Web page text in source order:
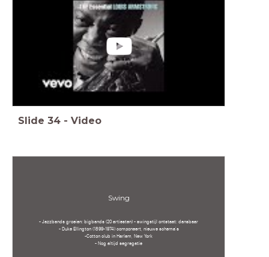
Slide 34 - Video
Swing
- Jazzbands groeien: bigbands (20 artiesten) - swingstijl ontstaat: dansbaar
- Duke Ellington (1899-1974) componeert, nieuwe schema's
-Cotton club in Harlem, New York
- Nog altijd segregatie